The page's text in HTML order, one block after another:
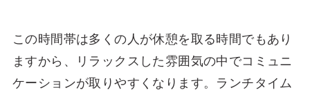
この時間帯は多くの人が休憩を取る時間でもあり
ますから、リラックスした雰囲気の中でコミュニ
ケーションが取りやすくなります。ランチタイム